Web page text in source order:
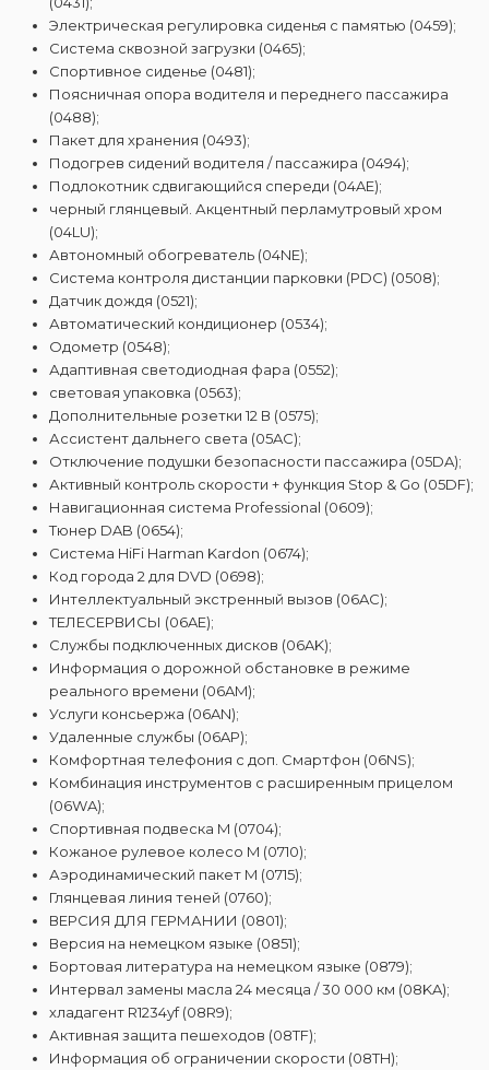
Электрическая регулировка сиденья с памятью (0459);
Система сквозной загрузки (0465);
Спортивное сиденье (0481);
Поясничная опора водителя и переднего пассажира
(0488);
Пакет для хранения (0493);
Подогрев сидений водителя / пассажира (0494);
Подлокотник сдвигающийся спереди (04AE);
черный глянцевый. Акцентный перламутровый хром
(04LU);
Автономный обогреватель (04NE);
Система контроля дистанции парковки (PDC) (0508);
Датчик дождя (0521);
Автоматический кондиционер (0534);
Одометр (0548);
Адаптивная светодиодная фара (0552);
световая упаковка (0563);
Дополнительные розетки 12 В (0575);
Ассистент дальнего света (05AC);
Отключение подушки безопасности пассажира (05DA);
Активный контроль скорости + функция Stop & Go (05DF);
Навигационная система Professional (0609);
Тюнер DAB (0654);
Система HiFi Harman Kardon (0674);
Код города 2 для DVD (0698);
Интеллектуальный экстренный вызов (06AC);
ТЕЛЕСЕРВИСЫ (06AE);
Службы подключенных дисков (06AK);
Информация о дорожной обстановке в режиме
реального времени (06AM);
Услуги консьержа (06AN);
Удаленные службы (06AP);
Комфортная телефония с доп. Смартфон (06NS);
Комбинация инструментов с расширенным прицелом
(06WA);
Спортивная подвеска M (0704);
Кожаное рулевое колесо M (0710);
Аэродинамический пакет M (0715);
Глянцевая линия теней (0760);
ВЕРСИЯ ДЛЯ ГЕРМАНИИ (0801);
Версия на немецком языке (0851);
Бортовая литература на немецком языке (0879);
Интервал замены масла 24 месяца / 30 000 км (08KA);
хладагент R1234yf (08R9);
Активная защита пешеходов (08TF);
Информация об ограничении скорости (08TH);